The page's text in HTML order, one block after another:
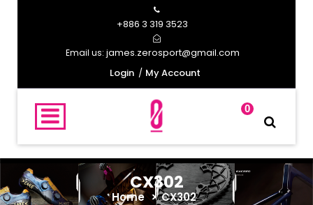
+886 3 319 3523
Email us: james.zerosport@gmail.com
Login
My Account
0
CX302
Home >CX302